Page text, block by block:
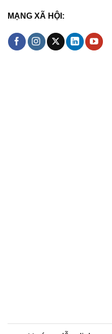
MẠNG XÃ HỘI: